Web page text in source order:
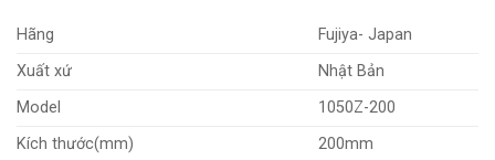
gốc
là:
491.200₫.
hiện
tại
là:
441.900₫.
Hãng
Fujiya- Japan
Xuất xứ
Nhật Bản
Model
1050Z-200
Kích thước(mm)
200mm